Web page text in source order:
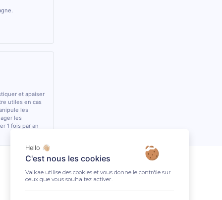
et apaiser
utiles en cas
les
les
1 fois par an
Hello 👋🏼
C'est nous les cookies
Valkae utilise des cookies et vous donne le contrôle sur
ceux que vous souhaitez activer.